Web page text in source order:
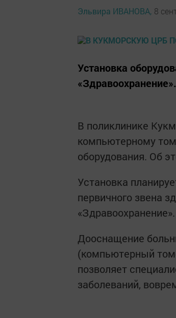
Эльвира ИВАНОВА, 8
Установка
«Здравоохранение».
В поликлинике
компьютерному
оборудования. Об
Установка
первичного звена
«Здравоохранение».
Дооснащение
(компьютерный
позволяет
заболеваний,